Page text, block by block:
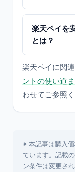
楽天ペイを
とは？
楽天ペイに関連
ントの使い道
わせてご参照く
※ 本記事は購入
ています。記載
ン条件は変更さ